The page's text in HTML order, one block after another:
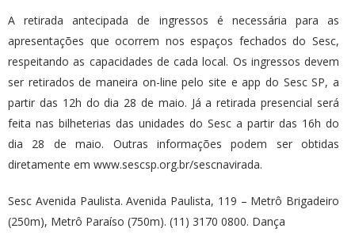
A retirada antecipada de ingressos é necessária para as
apresentações que ocorrem nos espaços fechados do Sesc,
respeitando as capacidades de cada local. Os ingressos devem
ser retirados de maneira on-line pelo site e app do Sesc SP, a
partir das 12h do dia 28 de maio. Já a retirada presencial será
feita nas bilheterias das unidades do Sesc a partir das 16h do
dia 28 de maio. Outras informações podem ser obtidas
diretamente em www.sescsp.org.br/sescnavirada.
Sesc Avenida Paulista. Avenida Paulista, 119 – Metrô Brigadeiro
(250m), Metrô Paraíso (750m). (11) 3170 0800. Dança